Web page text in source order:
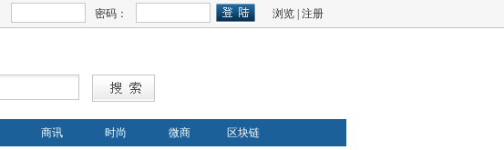
密码： 浏览 注册
商讯 时尚 微商 区块链